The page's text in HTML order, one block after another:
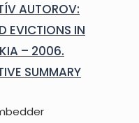
AUTOROV:
EVICTIONS IN
– 2006.
SUMMARY